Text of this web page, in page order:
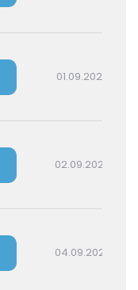
01.09.2026 16:00
02.09.2026 14:30
04.09.2026 16:00